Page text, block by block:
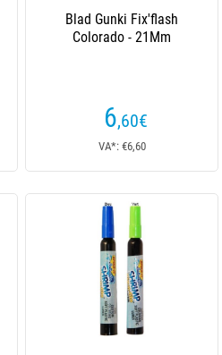
Blad Gunki Fix'flash
Colorado - 21Mm
6,60€
VA*: €6,60